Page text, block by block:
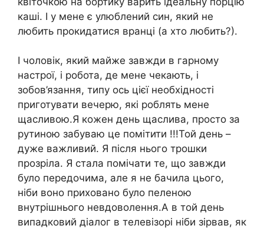
каші. І у мене є улюблений син, який не
любить прокидатися вранці (а хто любить?).
І чоловік, який майже завжди в гарному
настрої, і робота, де мене чекають, і
зобов’язання, типу ось цієї необхідності
приготувати вечерю, які роблять мене
щасливою.Я кожен день щаслива, просто за
рутиною забуваю це помітити !!!Той день –
дуже важливий. Я після нього трошки
прозріла. Я стала помічати те, що завжди
було передочима, але я не бачила цього,
ніби воно приховано було пеленою
внутрішнього невдоволення.А в той день
випадковий діалог в телевізорі ніби зірвав, як